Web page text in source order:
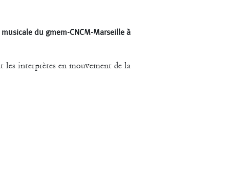
du gmem-CNCM-Marseille à
les interprètes en mouvement de la